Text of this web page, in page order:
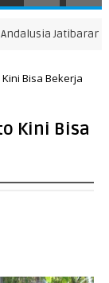
Jatibarang
Bisa Bekerja
Kini Bisa